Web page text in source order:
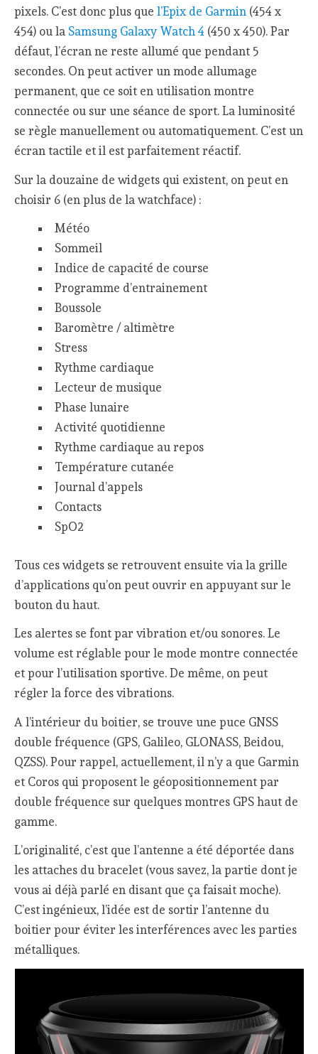
pixels. C’est donc plus quel’Epix de Garmin (454 x
454) ou la Samsung Galaxy Watch 4 (450 x 450). Par
défaut, l’écran ne reste allumé que pendant 5
secondes. On peut activer un mode allumage
permanent, que ce soit en utilisation montre
connectée ou sur une séance de sport. La luminosité
se règle manuellement ou automatiquement. C’est un
écran tactile et il est parfaitement réactif.
Sur la douzaine de widgets qui existent, on peut en
choisir 6 (en plus de la watchface) :
Météo
Sommeil
Indice de capacité de course
Programme d’entrainement
Boussole
Baromètre / altimètre
Stress
Rythme cardiaque
Lecteur de musique
Phase lunaire
Activité quotidienne
Rythme cardiaque au repos
Température cutanée
Journal d’appels
Contacts
SpO2
Tous ces widgets se retrouvent ensuite via la grille
d’applications qu’on peut ouvrir en appuyant sur le
bouton du haut.
Les alertes se font par vibration et/ou sonores. Le
volume est réglable pour le mode montre connectée
et pour l’utilisation sportive. De même, on peut
régler la force des vibrations.
A l’intérieur du boitier, se trouve une puce GNSS
double fréquence (GPS, Galileo, GLONASS, Beidou,
QZSS). Pour rappel, actuellement, il n’y a que Garmin
et Coros qui proposent le géopositionnement par
double fréquence sur quelques montres GPS haut de
gamme.
L’originalité, c’est que l’antenne a été déportée dans
les attaches du bracelet (vous savez, la partie dont je
vous ai déjà parlé en disant que ça faisait moche).
C’est ingénieux, l’idée est de sortir l’antenne du
boitier pour éviter les interférences avec les parties
métalliques.